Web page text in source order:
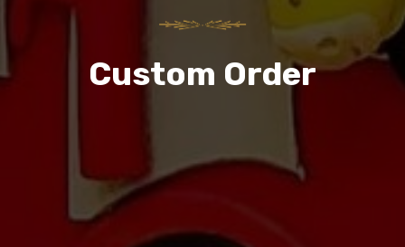
Custom Order